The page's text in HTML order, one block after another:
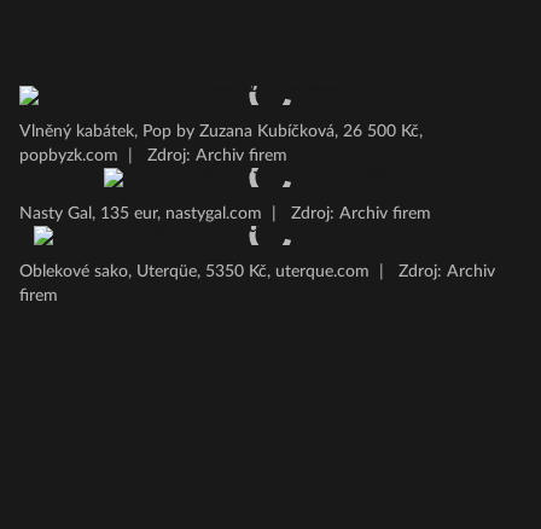
Vlněný kabátek, Pop by Zuzana Kubíčková, 26 500 Kč,
popbyzk.com
Zdroj: Archiv firem
Nasty Gal, 135 eur, nastygal.com Zdroj: Archiv firem
Oblekové sako, Uterqüe, 5350 Kč, uterque.com
Zdroj: Archiv
firem